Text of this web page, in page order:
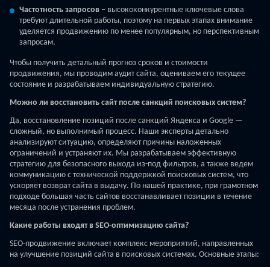
Частотность запросов – высококонкурентные ключевые слова
требуют длительной работы, поэтому на первых этапах внимание
уделяется продвижению по менее популярным, но перспективным
запросам.
Чтобы получить детальный прогноз сроков и стоимости
продвижения, мы проводим аудит сайта, оцениваем его текущее
состояние и разрабатываем индивидуальную стратегию.
Можно ли восстановить сайт после санкций поисковых систем?
Да, восстановление позиций после санкций Яндекса и Google —
сложный, но выполнимый процесс. Наши эксперты детально
анализируют ситуацию, определяют причины наложенных
ограничений и устраняют их. Мы разрабатываем эффективную
стратегию для безопасного выхода из-под фильтров, а также ведем
коммуникацию с технической поддержкой поисковых систем, что
ускоряет возврат сайта в выдачу. По нашей практике, при грамотном
подходе большая часть сайтов восстанавливает позиции в течение
месяца после устранения проблем.
Какие работы входят в SEO-оптимизацию сайта?
SEO-продвижение включает комплекс мероприятий, направленных
на улучшение позиций сайта в поисковых системах. Основные этапы: